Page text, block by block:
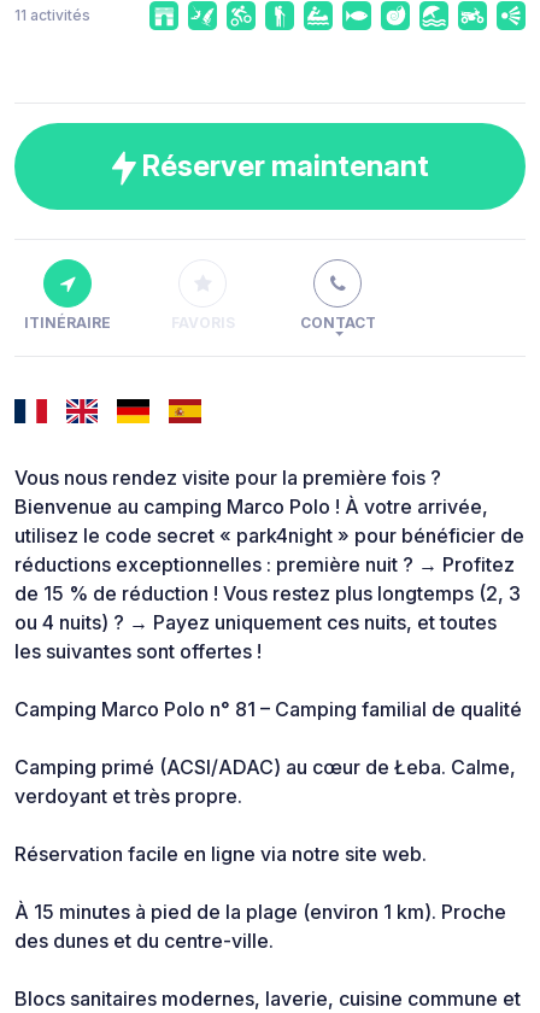
11 activités
Réserver maintenant
ITINÉRAIRE FAVORIS CONTACT
Vous nous rendez visite pour la première fois ?
Bienvenue au camping Marco Polo ! À votre arrivée,
utilisez le code secret « park4night » pour bénéficier de
réductions exceptionnelles : première nuit ? → Profitez
de 15 % de réduction ! Vous restez plus longtemps (2, 3
ou 4 nuits) ? → Payez uniquement ces nuits, et toutes
les suivantes sont offertes !
Camping Marco Polo n° 81 – Camping familial de qualité
Camping primé (ACSI/ADAC) au cœur de Łeba. Calme,
verdoyant et très propre.
Réservation facile en ligne via notre site web.
À 15 minutes à pied de la plage (environ 1 km). Proche
des dunes et du centre-ville.
Blocs sanitaires modernes, laverie, cuisine commune et